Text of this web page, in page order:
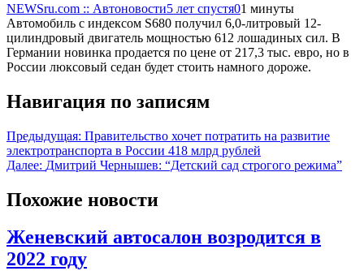
NEWSru.com :: Автоновости5 лет спустя01 минуты
Автомобиль с индексом S680 получил 6,0-литровый 12-
цилиндровый двигатель мощностью 612 лошадиных сил. В
Германии новинка продается по цене от 217,3 тыс. евро, но в
России люксовый седан будет стоить намного дороже.
Навигация по записям
Предыдущая: Правительство хочет потратить на развитие
электротранспорта в России 418 млрд рублей
Далее: Дмитрий Чернышев: “Детский сад строгого режима”
Похожие новости
Женевский автосалон возродится в
2022 году